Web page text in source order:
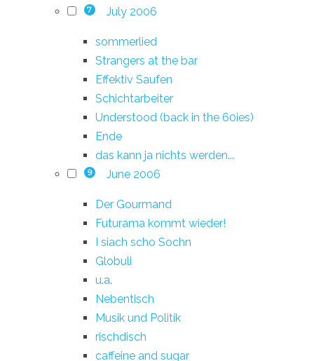
7 July 2006
sommerlied
Strangers at the bar
Effektiv Saufen
Schichtarbeiter
Understood (back in the 60ies)
Ende
das kann ja nichts werden...
9 June 2006
Der Gourmand
Futurama kommt wieder!
I siach scho Sochn
Globuli
u.a.
Nebentisch
Musik und Politik
rischdisch
caffeine and sugar